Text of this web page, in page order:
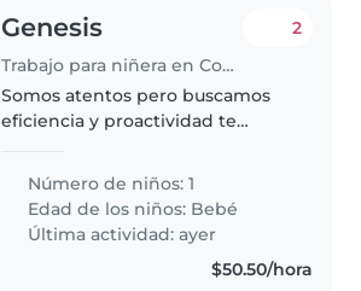
Genesis
Trabajo para niñera en Coyoacán
2
Somos atentos pero buscamos
eficiencia y proactividad te
Número de niños: 1
Edad de los niños: Bebé
Última actividad: ayer
$50.50/hora